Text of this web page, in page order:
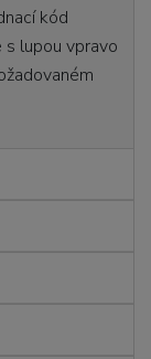
kód
lupou vpravo